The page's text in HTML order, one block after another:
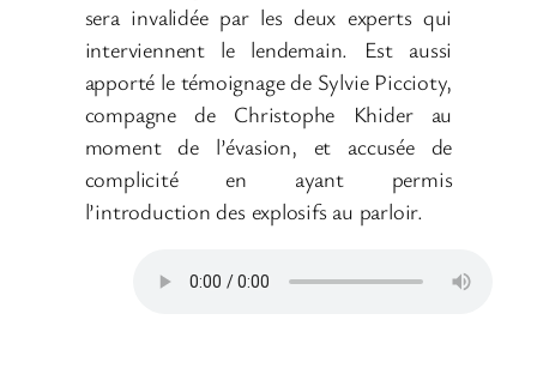
sera invalidée par les deux experts qui
interviennent le lendemain. Est aussi
apporté le témoignage de Sylvie Piccioty,
compagne de Christophe Khider au
moment de l’évasion, et accusée de
complicité en ayant permis
l’introduction des explosifs au parloir.